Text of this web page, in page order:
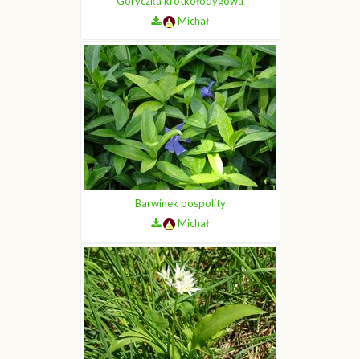
Michał
Barwinek pospolity
Michał